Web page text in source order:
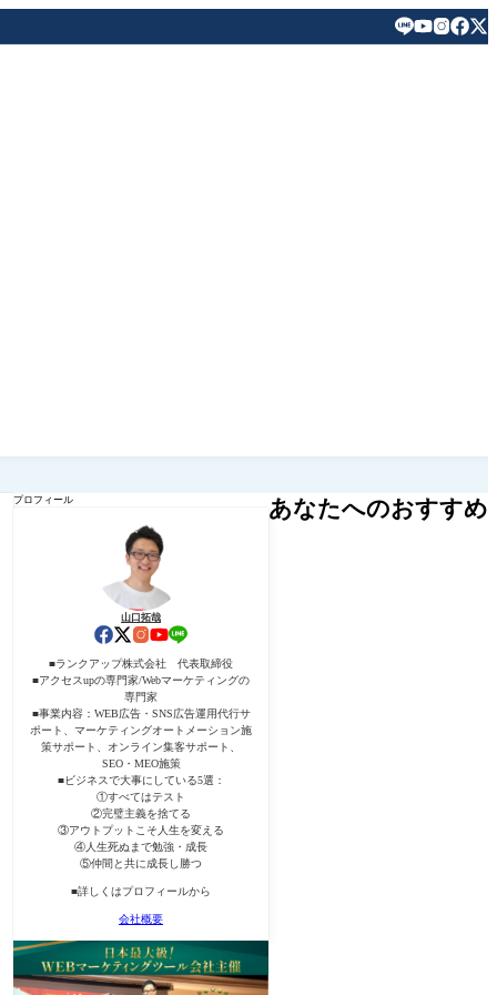
プロフィール
山口拓哉
■ランクアップ株式会社 代表取締役
■アクセスupの専門家/Webマーケティングの
専門家
■事業内容：WEB広告・SNS広告運用代行サ
ポート、マーケティングオートメーション施
策サポート、オンライン集客サポート、
SEO・MEO施策
■ビジネスで大事にしている5選：
①すべてはテスト
②完璧主義を捨てる
③アウトプットこそ人生を変える
④人生死ぬまで勉強・成長
⑤仲間と共に成長し勝つ
■詳しくはプロフィールから
会社概要
あなたへのおすすめ